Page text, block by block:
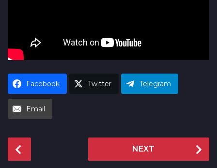
Facebook Twitter Telegram
Email
o
NEXT